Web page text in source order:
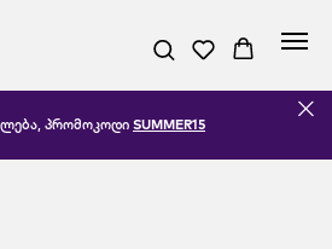
პრომოკოდი SUMMER15